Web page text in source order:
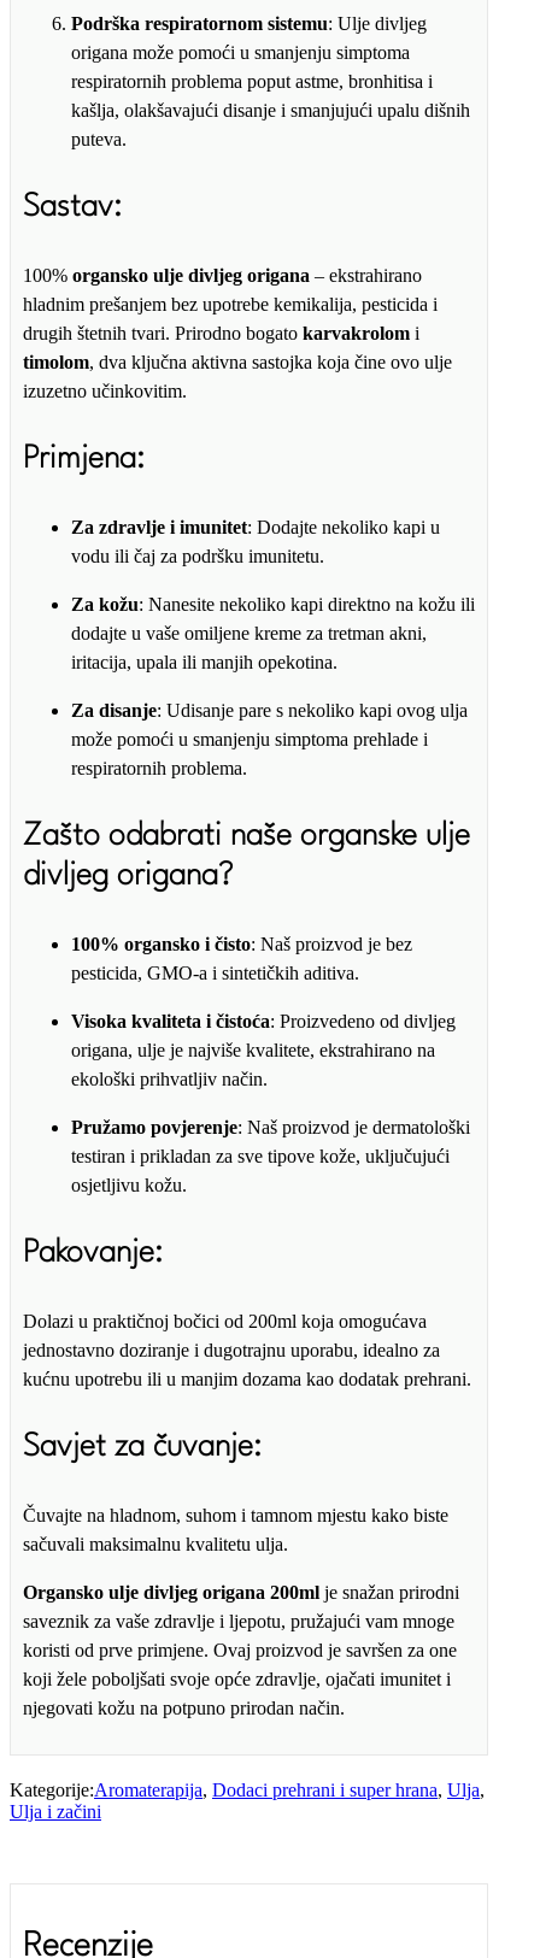
Podrška respiratornom sistemu: Ulje divljeg
origana može pomoći u smanjenju simptoma
respiratornih problema poput astme, bronhitisa i
kašlja, olakšavajući disanje i smanjujući upalu dišnih
puteva.
Sastav:
100% organsko ulje divljeg origana – ekstrahirano
hladnim prešanjem bez upotrebe kemikalija, pesticida i
drugih štetnih tvari. Prirodno bogato karvakrolom i
timolom, dva ključna aktivna sastojka koja čine ovo ulje
izuzetno učinkovitim.
Primjena:
Za zdravlje i imunitet: Dodajte nekoliko kapi u
vodu ili čaj za podršku imunitetu.
Za kožu: Nanesite nekoliko kapi direktno na kožu ili
dodajte u vaše omiljene kreme za tretman akni,
iritacija, upala ili manjih opekotina.
Za disanje: Udisanje pare s nekoliko kapi ovog ulja
može pomoći u smanjenju simptoma prehlade i
respiratornih problema.
Zašto odabrati naše organske ulje
divljeg origana?
100% organsko i čisto: Naš proizvod je bez
pesticida, GMO-a i sintetičkih aditiva.
Visoka kvaliteta i čistoća: Proizvedeno od divljeg
origana, ulje je najviše kvalitete, ekstrahirano na
ekološki prihvatljiv način.
Pružamo povjerenje: Naš proizvod je dermatološki
testiran i prikladan za sve tipove kože, uključujući
osjetljivu kožu.
Pakovanje:
Dolazi u praktičnoj bočici od 200ml koja omogućava
jednostavno doziranje i dugotrajnu uporabu, idealno za
kućnu upotrebu ili u manjim dozama kao dodatak prehrani.
Savjet za čuvanje:
Čuvajte na hladnom, suhom i tamnom mjestu kako biste
sačuvali maksimalnu kvalitetu ulja.
Organsko ulje divljeg origana 200ml je snažan prirodni
saveznik za vaše zdravlje i ljepotu, pružajući vam mnoge
koristi od prve primjene. Ovaj proizvod je savršen za one
koji žele poboljšati svoje opće zdravlje, ojačati imunitet i
njegovati kožu na potpuno prirodan način.
Kategorije:Aromaterapija, Dodaci prehrani i super hrana, Ulja,
Ulja i začini
Recenzije